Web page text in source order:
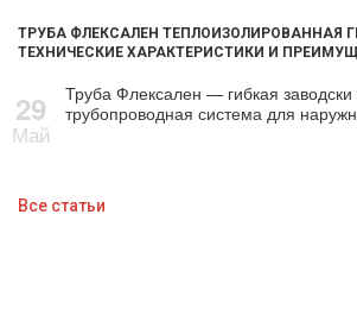
ТРУБА ФЛЕКСАЛЕН ТЕПЛОИЗОЛИРОВАННАЯ
ТЕХНИЧЕСКИЕ ХАРАКТЕРИСТИКИ И
29
Май
Труба Флексален — гибкая
трубопроводная система для
Все статьи